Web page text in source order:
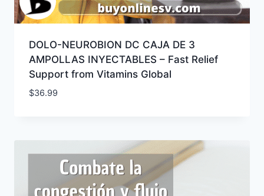
DOLO-NEUROBION DC CAJA DE 3
AMPOLLAS INYECTABLES – Fast Relief
Support from Vitamins Global
$36.99